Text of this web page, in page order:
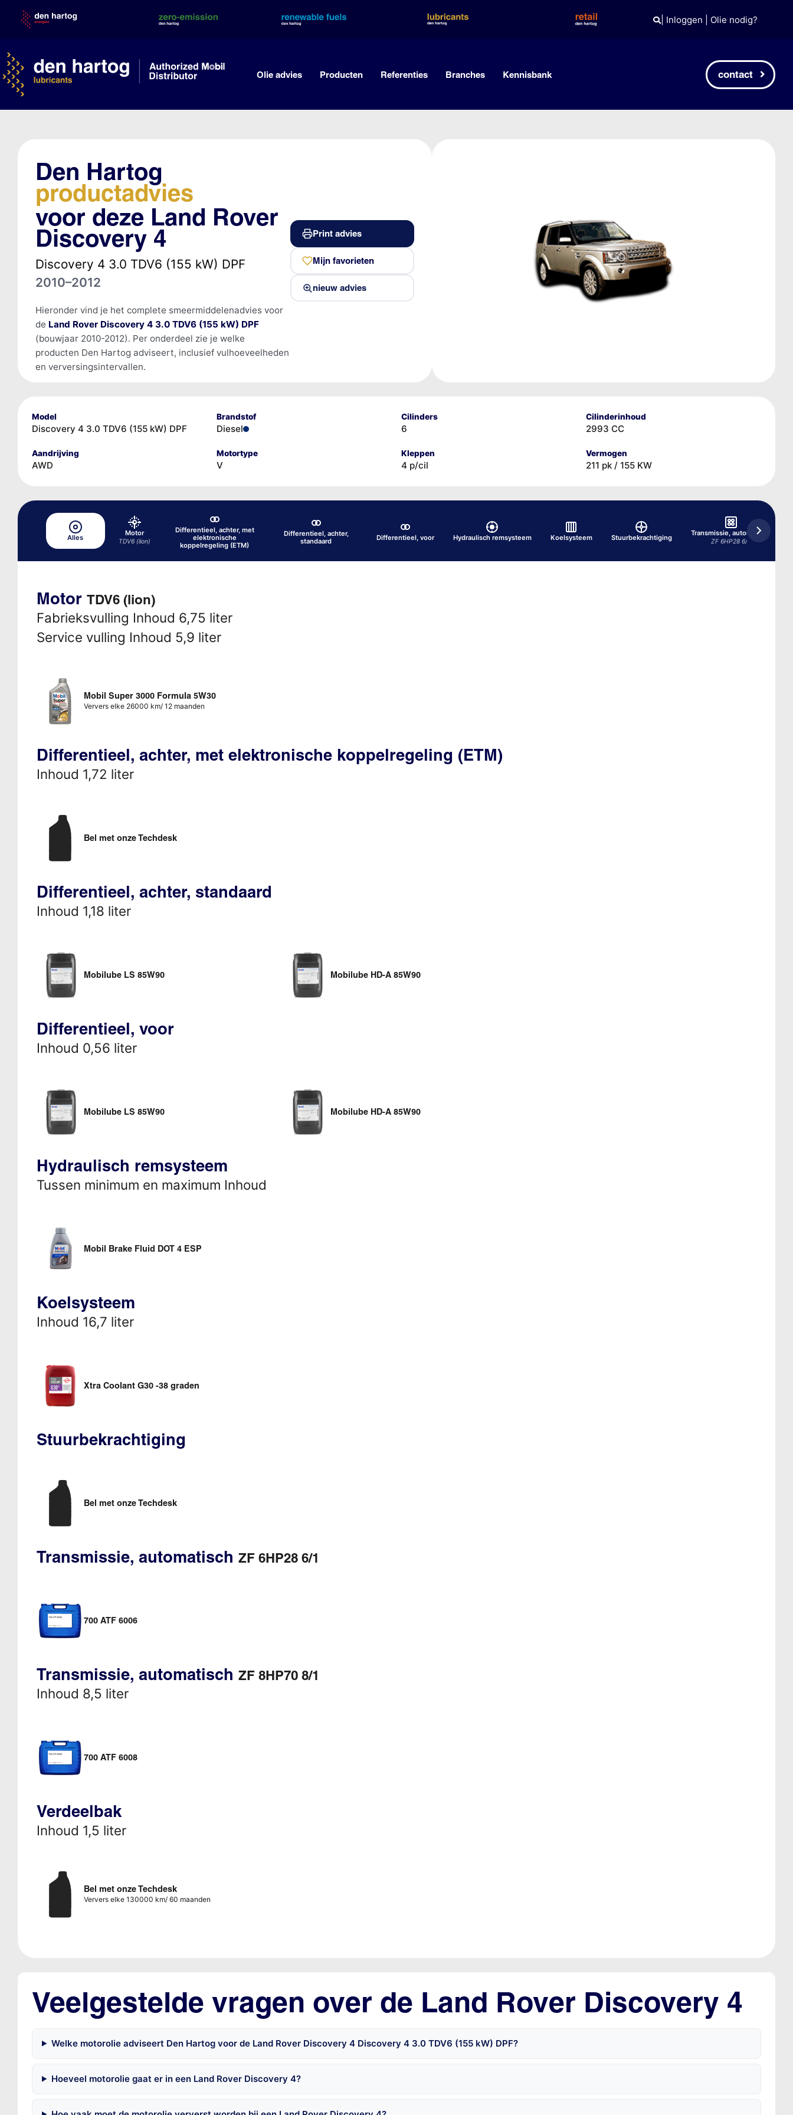
content
| Inloggen Olie nodig?
Olie advies Producten Referenties Branches Kennisbank contact
Den Hartog
productadvies
voor deze Land Rover
Discovery 4
Discovery 4 3.0 TDV6 (155 kW) DPF
2010–2012
Hieronder vind je het complete smeermiddelenadvies voor
de Land Rover Discovery 4 3.0 TDV6 (155 kW) DPF
(bouwjaar 2010-2012). Per onderdeel zie je welke
producten Den Hartog adviseert, inclusief vulhoeveelheden
en verversingsintervallen.
Print advies
Mijn favorieten
nieuw advies
Model
Discovery 4 3.0 TDV6 (155 kW) DPF
Brandstof
Diesel
Cilinders
6
Cilinderinhoud
2993 CC
Aandrijving
AWD
Motortype
V
Kleppen
4 p/cil
Vermogen
211 pk / 155 KW
Alles
Motor
TDV6 (lion)
Differentieel, achter, met
elektronische
koppelregeling (ETM)
Differentieel, achter,
standaard
Differentieel, voor Hydraulisch remsysteem Koelsysteem Stuurbekrachtiging
Transmissie, automatisch
ZF 6HP28 6/1
Motor TDV6 (lion)
Fabrieksvulling Inhoud 6,75 liter
Service vulling Inhoud 5,9 liter
Mobil Super 3000 Formula 5W30
Ververs elke 26000 km/ 12 maanden
Differentieel, achter, met elektronische koppelregeling (ETM)
Inhoud 1,72 liter
Bel met onze Techdesk
Differentieel, achter, standaard
Inhoud 1,18 liter
Mobilube LS 85W90 Mobilube HD-A 85W90
Differentieel, voor
Inhoud 0,56 liter
Mobilube LS 85W90 Mobilube HD-A 85W90
Hydraulisch remsysteem
Tussen minimum en maximum Inhoud
Mobil Brake Fluid DOT 4 ESP
Koelsysteem
Inhoud 16,7 liter
Xtra Coolant G30 -38 graden
Stuurbekrachtiging
Bel met onze Techdesk
Transmissie, automatisch ZF 6HP28 6/1
700 ATF 6006
Transmissie, automatisch ZF 8HP70 8/1
Inhoud 8,5 liter
700 ATF 6008
Verdeelbak
Inhoud 1,5 liter
Bel met onze Techdesk
Ververs elke 130000 km/ 60 maanden
Veelgestelde vragen over de Land Rover Discovery 4
Welke motorolie adviseert Den Hartog voor de Land Rover Discovery 4 Discovery 4 3.0 TDV6 (155 kW) DPF?
Hoeveel motorolie gaat er in een Land Rover Discovery 4?